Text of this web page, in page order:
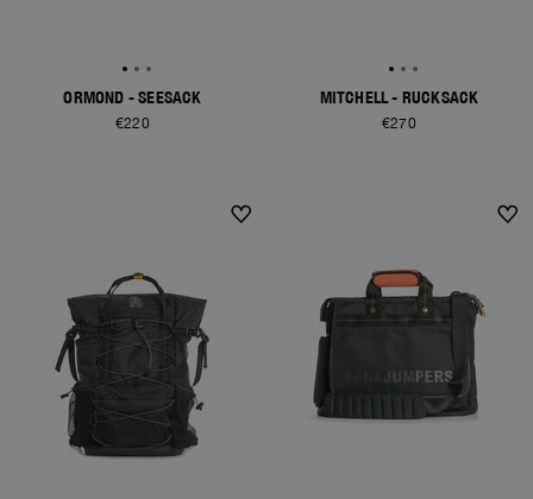
ORMOND - SEESACK
€220
MITCHELL - RUCKSACK
€270